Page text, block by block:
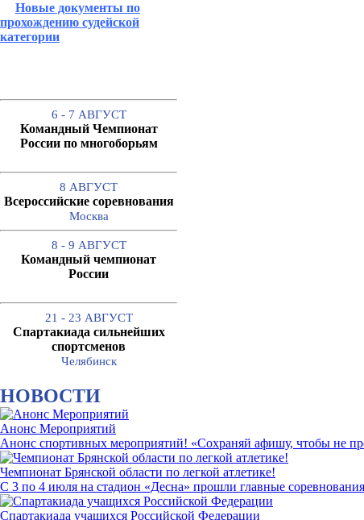
Новые документы по
прохождению судейской
категории
6 - 7 АВГУСТ
Командный Чемпионат
России по многоборьям
8 АВГУСТ
Всероссийские соревнования
Москва
8 - 9 АВГУСТ
Командный чемпионат
России
21 - 23 АВГУСТ
Спартакиада сильнейших
спортсменов
Челябинск
НОВОСТИ
Анонс Мероприятий
Анонс спортивных мероприятий! «Сохраняй афишу, чтобы не
Чемпионат Брянской области по легкой атлетике!
С 3 по 4 июля на стадион «Десна» прошли главные соревнования
Спартакиада учащихся Российской Федерации